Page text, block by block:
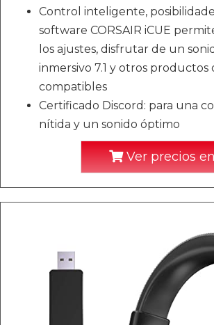
Control inteligente,
software CORSAIR iCUE
los ajustes, disfrutar de un
inmersivo 7.1 y otros productos
compatibles
Certificado Discord: para una
nítida y un sonido óptimo
Ver precios